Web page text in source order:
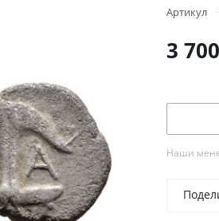
Артикул
3 700
Наши